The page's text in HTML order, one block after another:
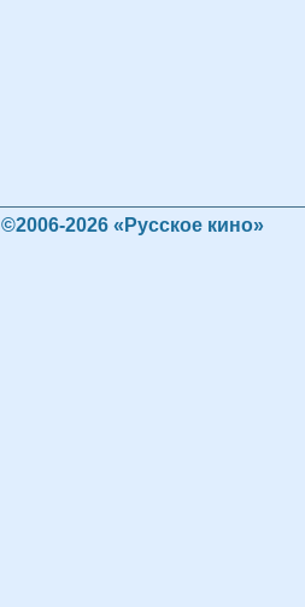
©2006-2026 «Русское кино»